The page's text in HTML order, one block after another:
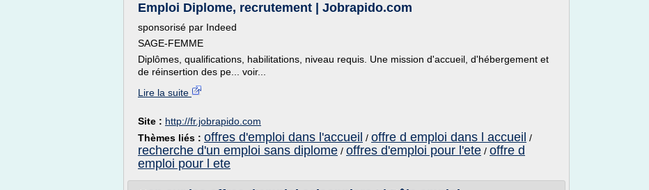
Emploi Diplome, recrutement | Jobrapido.com
sponsorisé par Indeed
SAGE-FEMME
Diplômes, qualifications, habilitations, niveau requis. Une mission d'accueil, d'hébergement et
de réinsertion des pe... voir...
Lire la suite
Site : http://fr.jobrapido.com
Thèmes liés : offres d'emploi dans l'accueil / offre d emploi dans l accueil /
recherche d'un emploi sans diplome / offres d'emploi pour l'ete / offre d
emploi pour l ete